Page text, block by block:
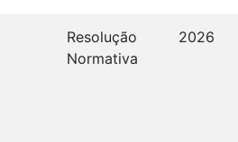
Resolução
Normativa
2026